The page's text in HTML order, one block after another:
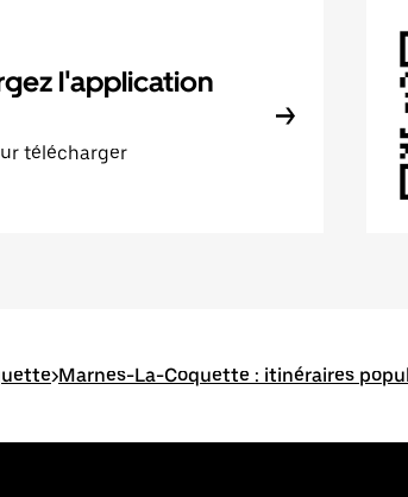
l'application
télécharger
>Marnes-La-Coquette : itinéraires